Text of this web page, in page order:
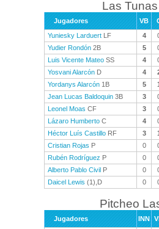
Las
Jugadores VB
Yuniesky Larduert LF 4
Yudier Rondón 2B 5
Luis Vicente Mateo SS 4
Yosvani Alarcón D 4
Yordanys Alarcón 1B 5
Jean Lucas Baldoquin 3B 3
Leonel Moas CF 3
Lázaro Humberto C 4
Héctor Luís Castillo RF 3
Cristian Rojas P 0
Rubén Rodríguez P 0
Alberto Pablo Civil P 0
Daicel Lewis (1),D 0
Pitcheo
Jugadores INN